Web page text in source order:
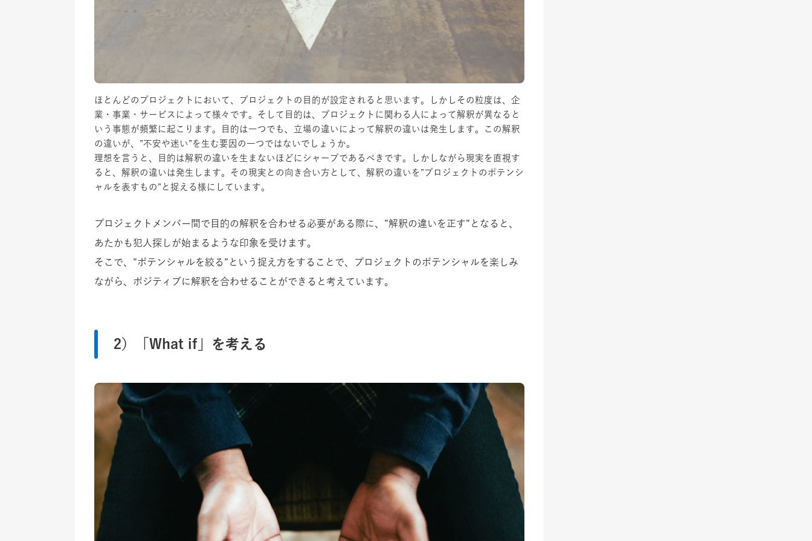
ほとんどのプロジェクトにおいて、プロジェクトの目的が設定されると思います。しかしその粒度は、企
業・事業・サービスによって様々です。そして目的は、プロジェクトに関わる人によって解釈が異なると
いう事態が頻繁に起こります。目的は一つでも、立場の違いによって解釈の違いは発生します。この解釈
の違いが、”不安や迷い”を生む要因の一つではないでしょうか。
理想を言うと、目的は解釈の違いを生まないほどにシャープであるべきです。しかしながら現実を直視す
ると、解釈の違いは発生します。その現実との向き合い方として、解釈の違いを”プロジェクトのポテンシ
ャルを表すもの”と捉える様にしています。
プロジェクトメンバー間で目的の解釈を合わせる必要がある際に、”解釈の違いを正す”となると、
あたかも犯人探しが始まるような印象を受けます。
そこで、”ポテンシャルを絞る”という捉え方をすることで、プロジェクトのポテンシャルを楽しみ
ながら、ポジティブに解釈を合わせることができると考えています。
2）「What if」を考える